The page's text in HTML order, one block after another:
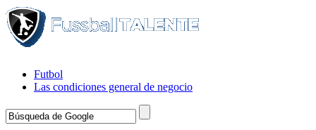
Futbol
Las condiciones general de negocio